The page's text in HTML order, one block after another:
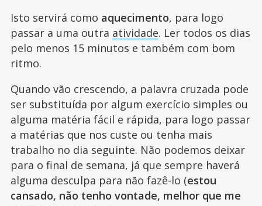
Isto servirá como aquecimento, para logo
passar a uma outra atividade. Ler todos os dias
pelo menos 15 minutos e também com bom
ritmo.
Quando vão crescendo, a palavra cruzada pode
ser substituída por algum exercício simples ou
alguma matéria fácil e rápida, para logo passar
a matérias que nos custe ou tenha mais
trabalho no dia seguinte. Não podemos deixar
para o final de semana, já que sempre haverá
alguma desculpa para não fazê-lo (estou
cansado, não tenho vontade, melhor que me